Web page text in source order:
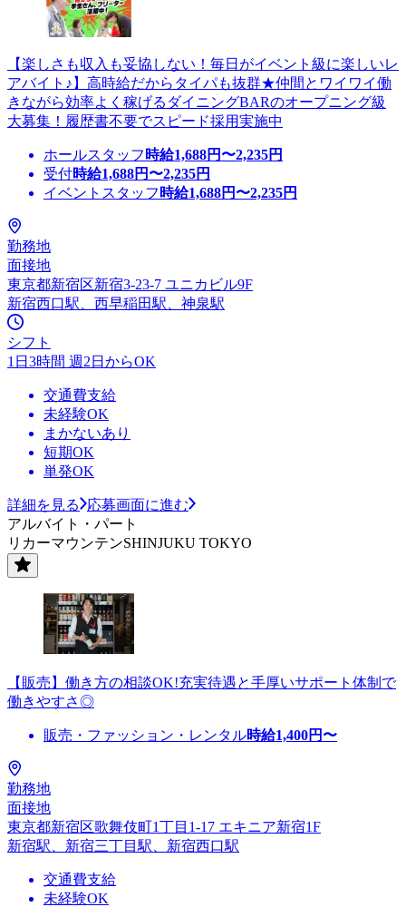
【楽しさも収入も妥協しない！毎日がイベント級に楽しいレ
アバイト♪】高時給だからタイパも抜群★仲間とワイワイ働
きながら効率よく稼げるダイニングBARのオープニング級
大募集！履歴書不要でスピード採用実施中
ホールスタッフ 時給1,688円〜2,235円
受付時給1,688円〜2,235円
イベントスタッフ 時給1,688円〜2,235円
勤務地
面接地
東京都新宿区新宿3-23-7 ユニカビル9F
新宿西口駅、西早稲田駅、神泉駅
シフト
1日3時間 週2日からOK
交通費支給
未経験OK
まかないあり
短期OK
単発OK
詳細を見る
応募画面に進む
アルバイト・パート
リカーマウンテンSHINJUKU TOKYO
【販売】働き方の相談OK!充実待遇と手厚いサポート体制で
働きやすさ◎
販売・ファッション・レンタル時給1,400円〜
勤務地
面接地
東京都新宿区歌舞伎町1丁目1-17 エキニア新宿1F
新宿駅、新宿三丁目駅、新宿西口駅
交通費支給
未経験OK